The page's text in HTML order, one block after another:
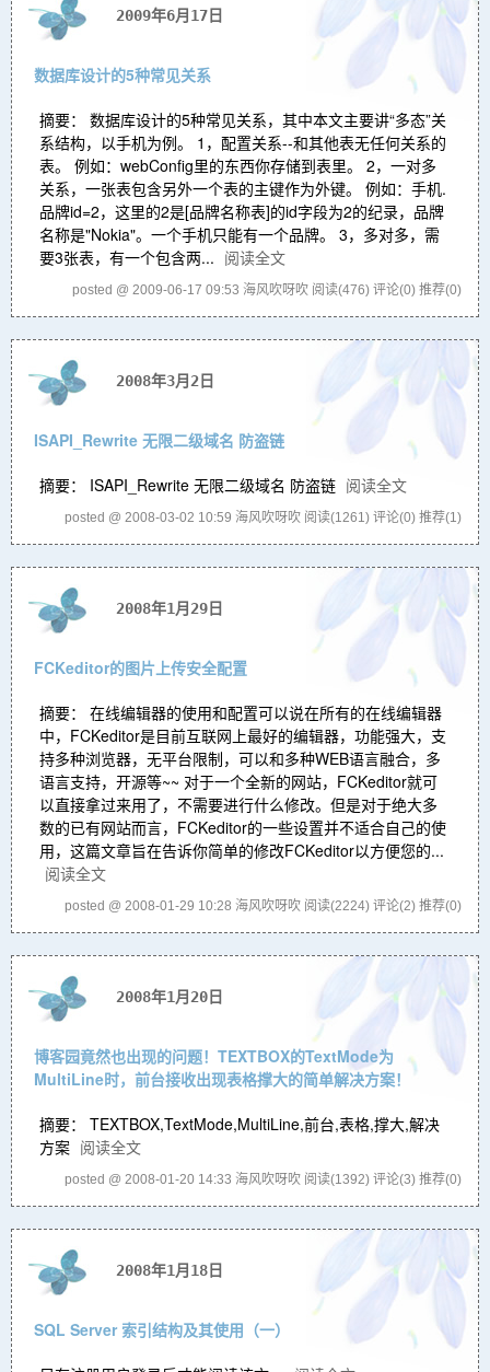
2009年6月17日
数据库设计的5种常见关系
摘要： 数据库设计的5种常见关系，其中本文主要讲“多态”关
系结构，以手机为例。 1，配置关系--和其他表无任何关系的
表。 例如：webConfig里的东西你存储到表里。 2，一对多
关系，一张表包含另外一个表的主键作为外键。 例如：手机.
品牌id=2，这里的2是[品牌名称表]的id字段为2的纪录，品牌
名称是"Nokia"。一个手机只能有一个品牌。 3，多对多，需
要3张表，有一个包含两... 阅读全文
posted @ 2009-06-17 09:53 海风吹呀吹 阅读(476) 评论(0) 推荐(0)
2008年3月2日
ISAPI_Rewrite 无限二级域名 防盗链
摘要： ISAPI_Rewrite 无限二级域名 防盗链 阅读全文
posted @ 2008-03-02 10:59 海风吹呀吹 阅读(1261) 评论(0) 推荐(1)
2008年1月29日
FCKeditor的图片上传安全配置
摘要： 在线编辑器的使用和配置可以说在所有的在线编辑器
中，FCKeditor是目前互联网上最好的编辑器，功能强大，支
持多种浏览器，无平台限制，可以和多种WEB语言融合，多
语言支持，开源等~~ 对于一个全新的网站，FCKeditor就可
以直接拿过来用了，不需要进行什么修改。但是对于绝大多
数的已有网站而言，FCKeditor的一些设置并不适合自己的使
用，这篇文章旨在告诉你简单的修改FCKeditor以方便您的...
阅读全文
posted @ 2008-01-29 10:28 海风吹呀吹 阅读(2224) 评论(2) 推荐(0)
2008年1月20日
博客园竟然也出现的问题！TEXTBOX的TextMode为
MultiLine时，前台接收出现表格撑大的简单解决方案！
摘要： TEXTBOX,TextMode,MultiLine,前台,表格,撑大,解决
方案 阅读全文
posted @ 2008-01-20 14:33 海风吹呀吹 阅读(1392) 评论(3) 推荐(0)
2008年1月18日
SQL Server 索引结构及其使用（一）